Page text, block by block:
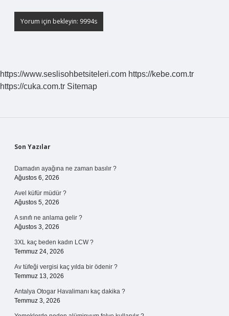
https://www.seslisohbetsiteleri.com https://kebe.com.tr
https://cuka.com.tr Sitemap
Sidebar
Son Yazılar
Damadın ayağına ne zaman basılır ?
Ağustos 6, 2026
Avel küfür müdür ?
Ağustos 5, 2026
A sınıfı ne anlama gelir ?
Ağustos 3, 2026
3XL kaç beden kadın LCW ?
Temmuz 24, 2026
Av tüfeği vergisi kaç yılda bir ödenir ?
Temmuz 13, 2026
Antalya Otogar Havalimanı kaç dakika ?
Temmuz 3, 2026